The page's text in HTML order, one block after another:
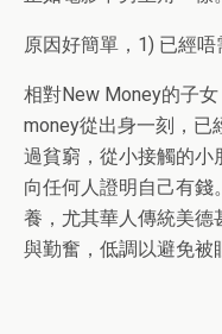
原因好簡單，1) 已經唔
相對New Money的子
money從出身一刻，已
過貧窮，從小接觸的小
向任何人證明自己有錢
養，尤其華人傳統美德
與勤奮，低調以避免被